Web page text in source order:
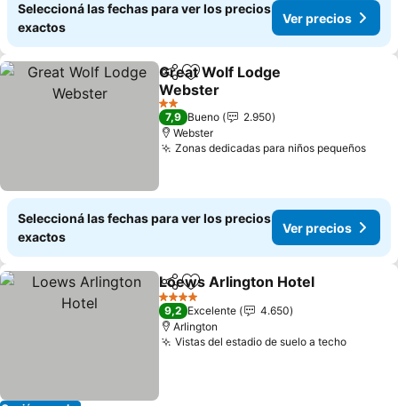
Seleccioná las fechas para ver los precios
exactos
Ver precios
CompartirAñadir a favoritos
Great Wolf Lodge
Webster
2 Estrellas
7,9 Bueno
2.950
Webster
Zonas dedicadas para niños pequeños
Seleccioná las fechas para ver los precios
exactos
Ver precios
CompartirAñadir a favoritos
Loews Arlington Hotel
4 Estrellas
9,2 Excelente
4.650
Arlington
Vistas del estadio de suelo a techo